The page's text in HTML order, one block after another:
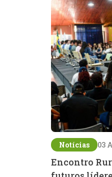
Notícias 03
Encontro